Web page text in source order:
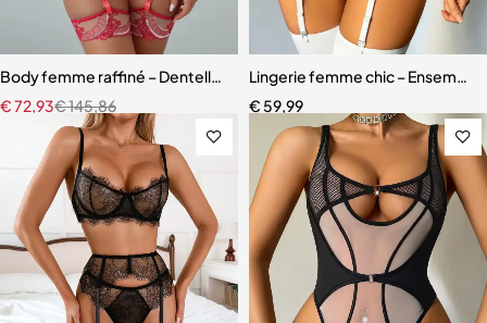
Body femme raffiné – Dentelle, découpes modernes et détails
€145,86
€72,93
Lingerie femme chic –
€ 59,99